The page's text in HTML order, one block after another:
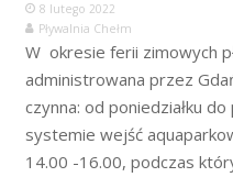
8 lutego 2022
Pływalnia Chełm
W okresie ferii zimowych
administrowana przez
czynna: od poniedziałku
systemie wejść
14.00 -16.00, podczas